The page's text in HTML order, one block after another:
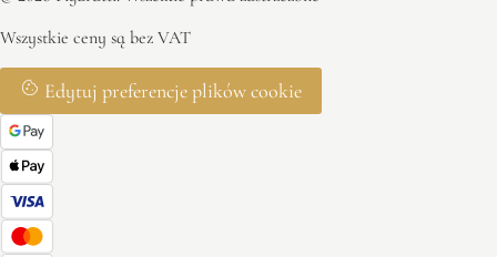
Wszystkie ceny są bez VAT
Edytuj preferencje plików cookie